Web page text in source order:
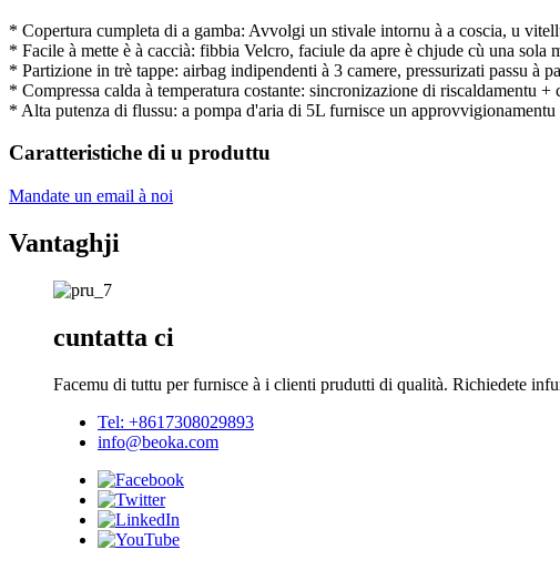
* Copertura cumpleta di a gamba: Avvolgi un stivale intornu à a coscia, u
* Facile à mette è à caccià: fibbia Velcro, faciule da apre è chjude cù una sola
* Partizione in trè tappe: airbag indipendenti à 3 camere, pressurizati passu à
* Compressa calda à temperatura costante: sincronizazione di riscaldamentu
* Alta putenza di flussu: a pompa d'aria di 5L furnisce un
Caratteristiche di u produttu
Mandate un email à noi
Vantaghji
cuntatta ci
Facemu di tuttu per furnisce à i clienti prudutti di qualità. Richiedete
Tel: +8617308029893
info@beoka.com